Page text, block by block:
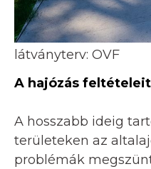
látványterv: OVF
A hajózás
A hosszabb ideig
területeken az
problémák